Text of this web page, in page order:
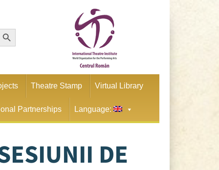
Button
Theatre Stamp Virtual Library
Partnerships Language:
DE